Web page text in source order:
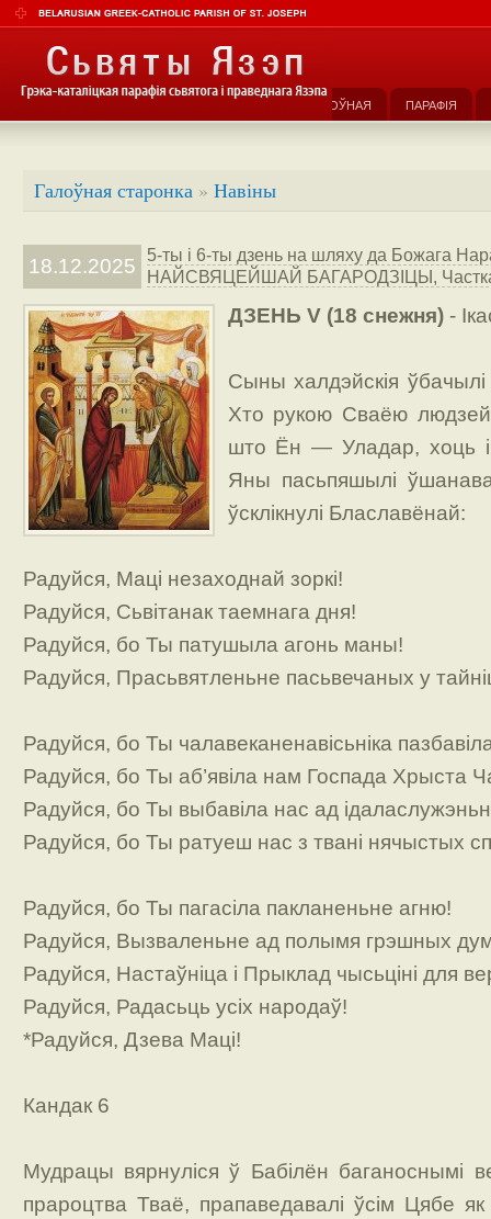
ГАЛОЎНАЯ ПАРАФІЯ
Галоўная старонка» Навіны
18.12.2025
5-ты і 6-ты дзень на шляху да Божага
НАЙСВЯЦЕЙШАЙ БАГАРОДЗІЦЫ,
ДЗЕНЬ V (18 снежня)-
Сыны халдэйскія
Хто рукою Сваёю людзей
што Ён — Уладар, хоць і
Яны пасьпяшылі
ўсклікнулі Блаславёнай:
Радуйся, Маці незаходнай зоркі!
Радуйся, Сьвітанак таемнага дня!
Радуйся, бо Ты патушыла агонь маны!
Радуйся, Прасьвятленьне пасьвечаных у
Радуйся, бо Ты чалавеканенавісьніка
Радуйся, бо Ты аб’явіла нам Госпада Хрыста
Радуйся, бо Ты выбавіла нас ад
Радуйся, бо Ты ратуеш нас з твані нячыстых
Радуйся, бо Ты пагасіла пакланеньне агню!
Радуйся, Вызваленьне ад полымя грэшных
Радуйся, Настаўніца і Прыклад чысьціні для
Радуйся, Радасьць усіх народаў!
*Радуйся, Дзева Маці!
Кандак 6
Мудрацы вярнуліся ў Бабілён баганоснымі
прароцтва Тваё, прапаведавалі ўсім Цябе